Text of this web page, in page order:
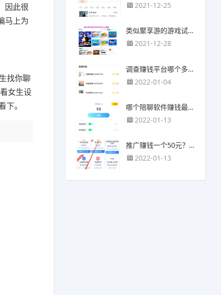
因此很
马上为
找你聊
女生设
。
2021-12-25
类似聚享游的游戏试玩app（平台）推荐
2021-12-28
调查赚钱平台哪个多？哪个调查网站正规靠谱？
2022-01-04
哪个陪聊软件赚钱最快？目前陪人聊天可以挣钱的app推荐
2022-01-13
推广赚钱一个50元？我这个一个最高可以赚500元
2022-01-13